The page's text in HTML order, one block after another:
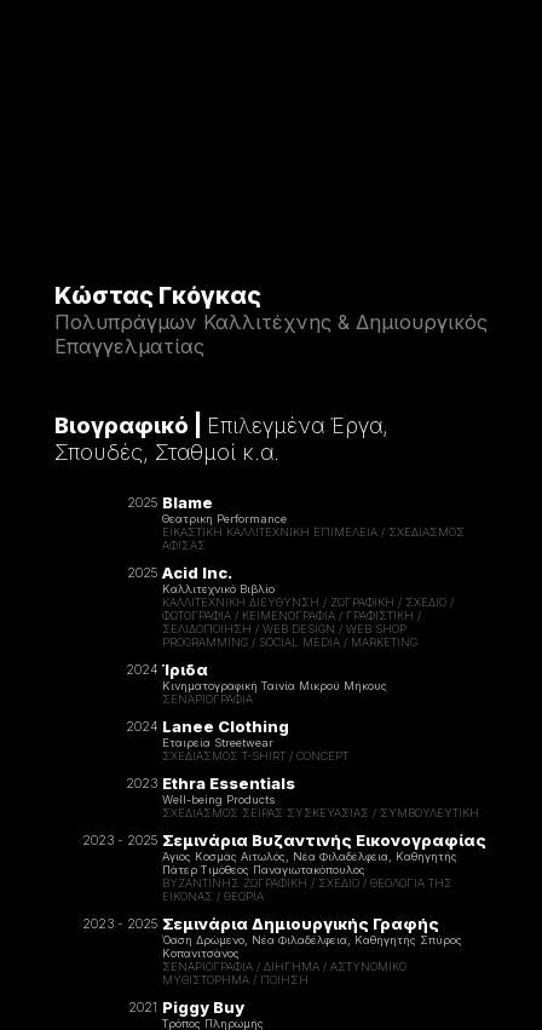
Κώστας Γκόγκας
Πολυπράγμων Καλλιτέχνης & Δημιουργικός
Επαγγελματίας
Βιογραφικό |
Επιλεγμένα Έργα,
Σπουδές, Σταθμοί κ.α.
2025 Blame
Θεατρική Performance
ΕΙΚΑΣΤΙΚΉ ΚΑΛΛΙΤΕΧΝΙΚΉ ΕΠΙΜΈΛΕΙΑ / ΣΧΕΔΙΑΣΜΌΣ
ΑΦΊΣΑΣ
2025 Acid Inc.
Καλλιτεχνικό Βιβλίο
ΚΑΛΛΙΤΕΧΝΙΚΉ ΔΙΕΎΘΥΝΣΗ / ΖΩΓΡΑΦΙΚΉ / ΣΧΈΔΙΟ /
ΦΩΤΟΓΡΑΦΊΑ / ΚΕΙΜΕΝΟΓΡΑΦΊΑ / ΓΡΑΦΙΣΤΙΚΉ /
ΣΕΛΙΔΟΠΟΊΗΣΗ / WEB DESIGN / WEB SHOP
PROGRAMMING / SOCIAL MEDIA / MARKETING
2024 Ίριδα
Κινηματογραφική Ταινία Μικρού Μήκους
ΣΕΝΑΡΙΟΓΡΑΦΊΑ
2024 Lanee Clothing
Εταιρεία Streetwear
ΣΧΕΔΙΑΣΜΌΣ T-SHIRT / CONCEPT
2023 Ethra Essentials
Well-being Products
ΣΧΕΔΙΑΣΜΌΣ ΣΕΙΡΆΣ ΣΥΣΚΕΥΑΣΊΑΣ / ΣΥΜΒΟΥΛΕΥΤΙΚΉ
2023 - 2025 Σεμινάρια Βυζαντινής Εικονογραφίας
Άγιος Κοσμάς Αιτωλός, Νέα Φιλαδέλφεια, Καθηγητής
Πάτερ Τιμόθεος Παναγιωτακόπουλος
ΒΥΖΑΝΤΙΝΉΣ ΖΩΓΡΑΦΙΚΉ / ΣΧΕΔΊΟ / ΘΕΟΛΟΓΊΑ ΤΗΣ
ΕΙΚΌΝΑΣ / ΘΕΩΡΊΑ
2023 - 2025 Σεμινάρια Δημιουργικής Γραφής
Όαση Δρώμενο, Νέα Φιλαδέλφεια, Καθηγητής Σπύρος
Κοπανιτσάνος
ΣΕΝΑΡΙΟΓΡΑΦΊΑ / ΔΙΉΓΗΜΑ / ΑΣΤΥΝΟΜΙΚΌ
ΜΥΘΙΣΤΌΡΗΜΑ / ΠΟΊΗΣΗ
2021 Piggy Buy
Τρόπος Πληρωμής